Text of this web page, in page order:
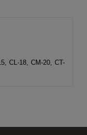
CL-18, CM-20, CT-